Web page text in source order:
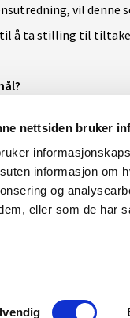
nettsiden bruker
informasjon om
og
eller som de har
vil
å ta stilling til
havvindanlegget:
nettanlegg/
meldingen og de